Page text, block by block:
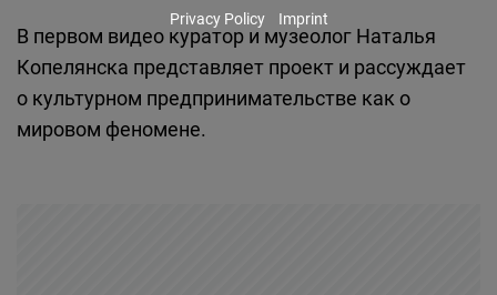
В первом видео куратор и музеолог Наталья
Копелянска представляет проект и рассуждает
о культурном предпринимательстве как о
мировом феномене.
Youtube
Embed
Google
Privacy Policy Imprint